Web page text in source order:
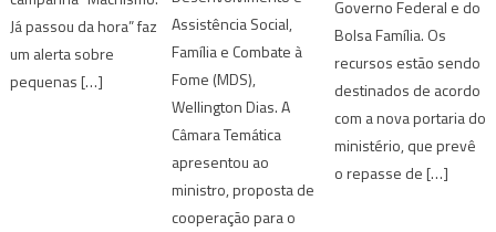
Já passou da hora” faz
um alerta sobre
pequenas […]
Assistência Social,
Família e Combate à
Fome (MDS),
Wellington Dias. A
Câmara Temática
apresentou ao
ministro, proposta de
cooperação para o
Governo Federal e do
Bolsa Família. Os
recursos estão sendo
destinados de acordo
com a nova portaria do
ministério, que prevê
o repasse de […]